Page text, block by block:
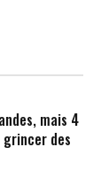
mais 4
des